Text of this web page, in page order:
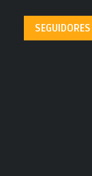
SEGUIDORES